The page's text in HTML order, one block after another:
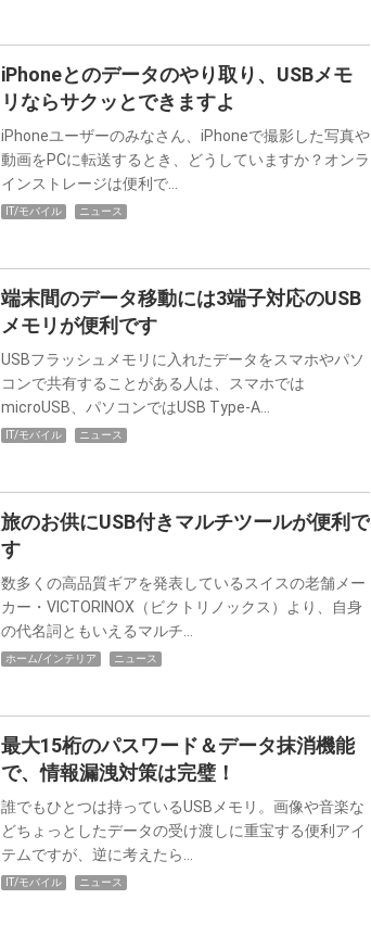
iPhoneとのデータのやり取り、USBメモ
リならサクッとできますよ
iPhoneユーザーのみなさん、iPhoneで撮影した写真や
動画をPCに転送するとき、どうしていますか？オンラ
インストレージは便利で…
IT/モバイル ニュース
端末間のデータ移動には3端子対応のUSB
メモリが便利です
USBフラッシュメモリに入れたデータをスマホやパソ
コンで共有することがある人は、スマホでは
microUSB、パソコンではUSB Type-A…
IT/モバイル ニュース
旅のお供にUSB付きマルチツールが便利で
す
数多くの高品質ギアを発表しているスイスの老舗メー
カー・VICTORINOX（ビクトリノックス）より、自身
の代名詞ともいえるマルチ…
ホーム/インテリア ニュース
最大15桁のパスワード＆データ抹消機能
で、情報漏洩対策は完璧！
誰でもひとつは持っているUSBメモリ。画像や音楽な
どちょっとしたデータの受け渡しに重宝する便利アイ
テムですが、逆に考えたら…
IT/モバイル ニュース